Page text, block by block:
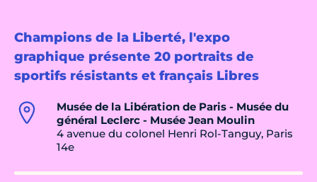
Champions de la Liberté, l'expo
graphique présente 20 portraits de
sportifs résistants et français Libres
Musée de la Libération de Paris - Musée du
général Leclerc - Musée Jean Moulin
4 avenue du colonel Henri Rol-Tanguy, Paris
14e